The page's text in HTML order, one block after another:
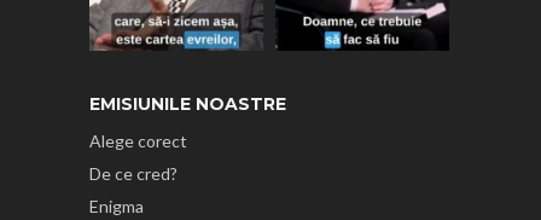
EMISIUNILE NOASTRE
Alege corect
De ce cred?
Enigma